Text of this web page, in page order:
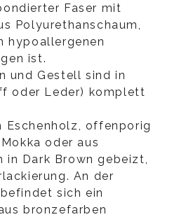
Faser mit
Polyurethanschaum,
hypoallergenen
ist.
und Gestell sind in
oder Leder) komplett
Eschenholz, offenporig
oder aus
in Dark Brown gebeizt,
An der
sich ein
bronzefarben